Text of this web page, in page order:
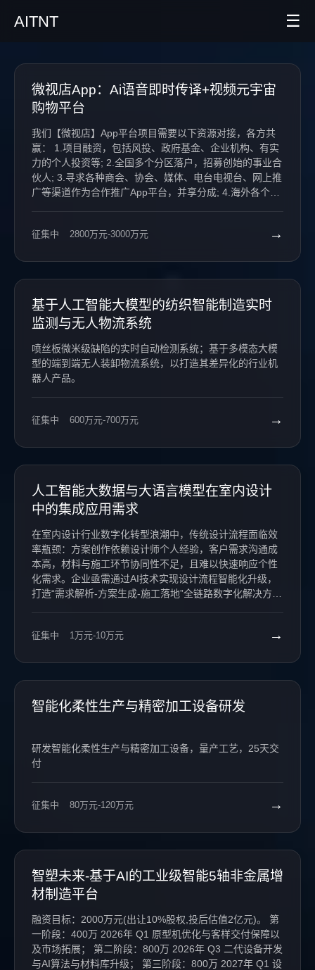
AITNT
AITNT公众号
AITNT APP
AITNT交流群
☰
微视店App：Ai语音即时传译+视频元宇宙
购物平台
我们【微视店】App平台项目需要以下资源对接，各方共
赢： 1.项目融资，包括风投、政府基金、企业机构、有实
力的个人投资等; 2.全国多个分区落户，招募创始的事业合
伙人; 3.寻求各种商会、协会、媒体、电台电视台、网上推
广等渠道作为合作推广App平台，并享分成; 4.海外各个国
购物平台！ 了解更多信息搜索【微视店】：
征集中 2800万元-3000万元 →
基于人工智能大模型的纺织智能制造实时
监测与无人物流系统
喷丝板微米级缺陷的实时自动检测系统；基于多模态大模
型的端到端无人装卸物流系统，以打造其差异化的行业机
器人产品。
征集中 600万元-700万元 →
人工智能大数据与大语言模型在室内设计
中的集成应用需求
在室内设计行业数字化转型浪潮中，传统设计流程面临效
率瓶颈：方案创作依赖设计师个人经验，客户需求沟通成
本高，材料与施工环节协同性不足，且难以快速响应个性
化需求。企业亟需通过AI技术实现设计流程智能化升级，
打造“需求解析-方案生成-施工落地”全链路数字化解决方
征集中 1万元-10万元 →
智能化柔性生产与精密加工设备研发
研发智能化柔性生产与精密加工设备，量产工艺，25天交
付
征集中 80万元-120万元 →
智塑未来-基于AI的工业级智能5轴非金属增
材制造平台
融资目标：2000万元(出让10%股权,投后估值2亿元)。 第
一阶段：400万 2026年 Q1 原型机优化与客样交付保障以
及市场拓展； 第二阶段：800万 2026年 Q3 二代设备开发
与AI算法与材料库升级； 第三阶段：800万 2027年 Q1 设